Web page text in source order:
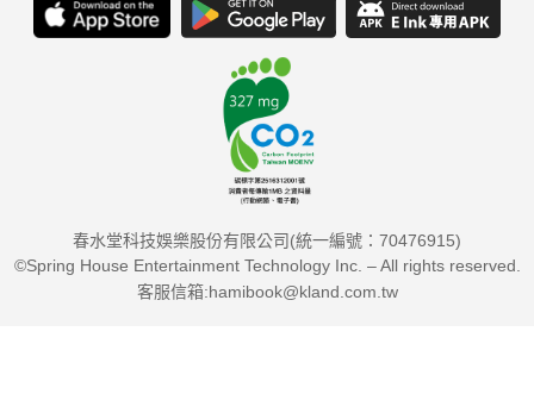
春水堂科技娛樂股份有限公司(統一編號：70476915)
©Spring House Entertainment Technology Inc. – All rights reserved.
客服信箱:hamibook@kland.com.tw